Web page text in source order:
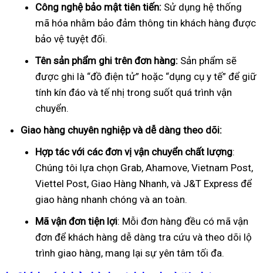
Công nghệ bảo mật tiên tiến: Sử dụng hệ thống
mã hóa nhằm bảo đảm thông tin khách hàng được
bảo vệ tuyệt đối.
Tên sản phẩm ghi trên đơn hàng: Sản phẩm sẽ
được ghi là “đồ điện tử” hoặc “dụng cụ y tế” để giữ
tính kín đáo và tế nhị trong suốt quá trình vận
chuyển.
Giao hàng chuyên nghiệp và dễ dàng theo dõi:
Hợp tác với các đơn vị vận chuyển chất lượng:
Chúng tôi lựa chọn Grab, Ahamove, Vietnam Post,
Viettel Post, Giao Hàng Nhanh, và J&T Express để
giao hàng nhanh chóng và an toàn.
Mã vận đơn tiện lợi: Mỗi đơn hàng đều có mã vận
đơn để khách hàng dễ dàng tra cứu và theo dõi lộ
trình giao hàng, mang lại sự yên tâm tối đa.